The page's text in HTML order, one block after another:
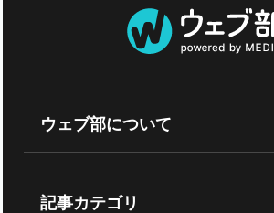
ウェブ部について
記事カテゴリ